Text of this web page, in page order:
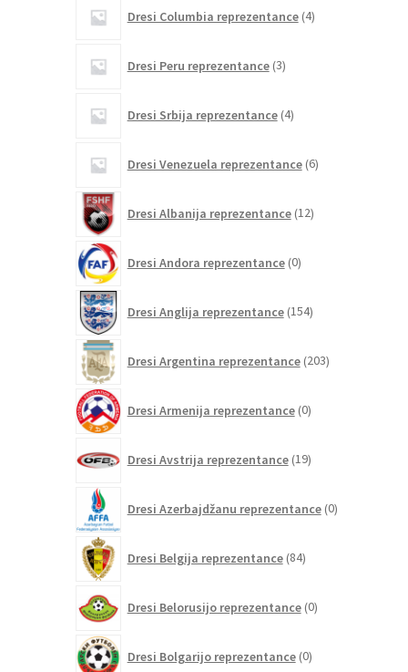
Dresi Columbia reprezentance 4izdelki
Dresi Peru reprezentance 3izdelki
Dresi Srbija reprezentance 4izdelki
Dresi Venezuela reprezentance 6izdelkov
Dresi Albanija reprezentance 12izdelkov
Dresi Andora reprezentance 0izdelkov
Dresi Anglija reprezentance 154izdelkov
Dresi Argentina reprezentance 203izdelki
Dresi Armenija reprezentance 0izdelkov
Dresi Avstrija reprezentance 19izdelkov
Dresi Azerbajdžanu reprezentance 0izdelkov
Dresi Belgija reprezentance 84izdelkov
Dresi Belorusijo reprezentance 0izdelkov
Dresi Bolgarijo reprezentance 0izdelkov